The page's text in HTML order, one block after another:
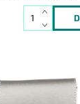
na nošení